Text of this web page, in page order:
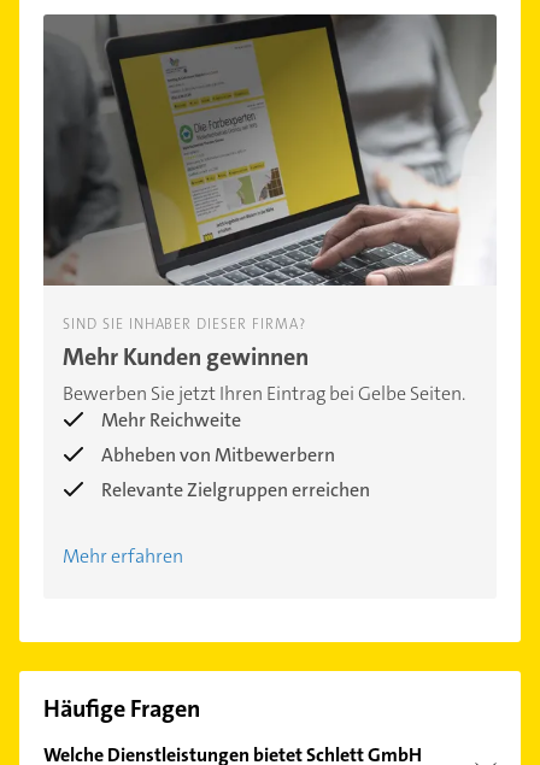
SIND SIE INHABER DIESER FIRMA?
Mehr Kunden gewinnen
Bewerben Sie jetzt Ihren Eintrag bei Gelbe Seiten.
Mehr Reichweite
Abheben von Mitbewerbern
Relevante Zielgruppen erreichen
Mehr erfahren
Häufige Fragen
Welche Dienstleistungen bietet Schlett GmbH